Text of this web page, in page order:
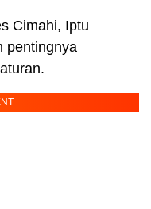
Cimahi, Iptu
pentingnya